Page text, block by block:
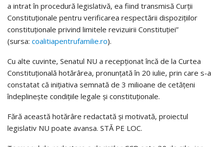
a intrat în procedură legislativă, ea fiind transmisă Curții
Constituționale pentru verificarea respectării dispozițiilor
constituționale privind limitele revizuirii Constituției”
(sursa: coalitiapentrufamilie.ro).
Cu alte cuvinte, Senatul NU a recepționat încă de la Curtea
Constituțională hotărârea, pronunțată în 20 iulie, prin care s-a
constatat că inițiativa semnată de 3 milioane de cetățeni
îndeplinește condițiile legale și constituționale.
Fără această hotărâre redactată și motivată, proiectul
legislativ NU poate avansa. STĂ PE LOC.